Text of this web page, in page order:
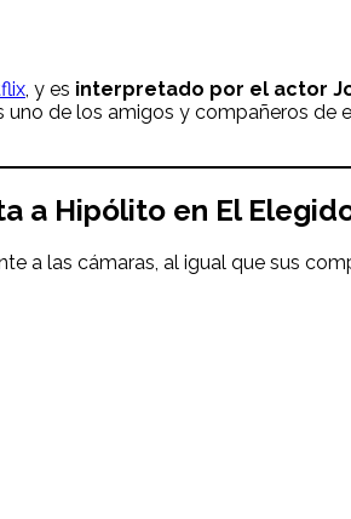
, y es interpretado por el actor
uno de los amigos y compañeros de
a Hipólito en El
a las cámaras, al igual que sus